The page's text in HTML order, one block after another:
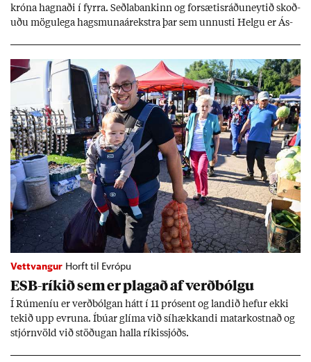
króna hagn­aði í fyrra. Seðla­bank­inn og for­sæt­is­ráðu­neyt­ið skoð­
uðu mögu­lega hags­muna­árekstra þar sem unnusti Helgu er Ás­
Vettvangur Horft til Evrópu
ESB-rík­ið sem er plag­að af verð­bólgu
Í Rúm­en­íu er verð­bólg­an hátt í 11 pró­sent og land­ið hef­ur ekki
tek­ið upp evr­una. Íbú­ar glíma við sí­hækk­andi mat­ar­kostn­að og
stjórn­völd við stöð­ug­an halla rík­is­sjóðs.